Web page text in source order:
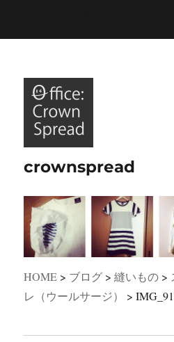
crownspread
HOME > ブログ >縫いもの >
レ（ウールサージ）
>